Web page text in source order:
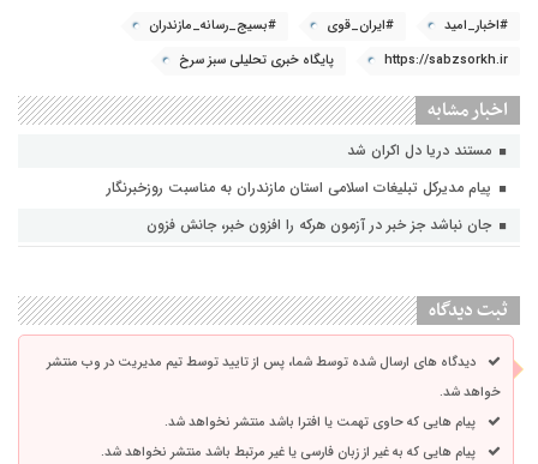
#اخبار_امید #ایران_قوی
#بسیج_رسانه_مازندران
https://sabzsorkh.ir
پایگاه خبری تحلیلی سبز سرخ
اخبار مشابه
مستند دریا دل اکران شد
پیام مدیرکل تبلیغات اسلامی استان مازندران به مناسبت روزخبرنگار
جان نباشد جز خبر در آزمون هرکه را افزون خبر، جانش فزون
ثبت دیدگاه
دیدگاه های ارسال شده توسط شما، پس از تایید توسط تیم مدیریت در وب منتشر
خواهد شد.
پیام هایی که حاوی تهمت یا افترا باشد منتشر نخواهد شد.
پیام هایی که به غیر از زبان فارسی یا غیر مرتبط باشد منتشر نخواهد شد.